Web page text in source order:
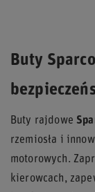
Buty
Buty rajdowe
rzemiosła i
motorowych.
kierowcach,